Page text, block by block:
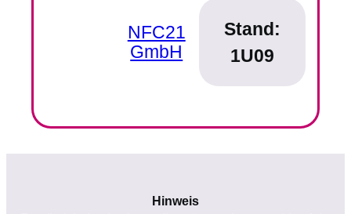
NFC21
GmbH
Stand:
1U09
Hinweis